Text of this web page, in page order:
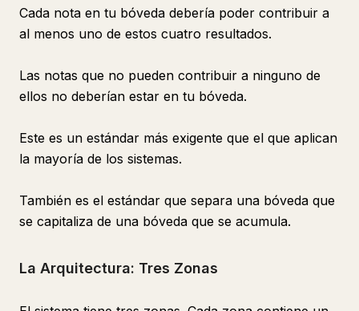
Cada nota en tu bóveda debería poder contribuir a
al menos uno de estos cuatro resultados.
Las notas que no pueden contribuir a ninguno de
ellos no deberían estar en tu bóveda.
Este es un estándar más exigente que el que aplican
la mayoría de los sistemas.
También es el estándar que separa una bóveda que
se capitaliza de una bóveda que se acumula.
La Arquitectura: Tres Zonas